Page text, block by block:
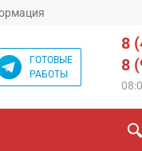
ГОТОВЫЕ
РАБОТЫ
8
8